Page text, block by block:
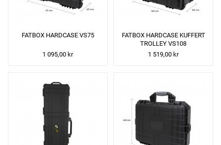
FATBOX HARDCASE VS75
1 095,00 kr
FATBOX HARDCASE KUFFERT
TROLLEY VS108
1 519,00 kr